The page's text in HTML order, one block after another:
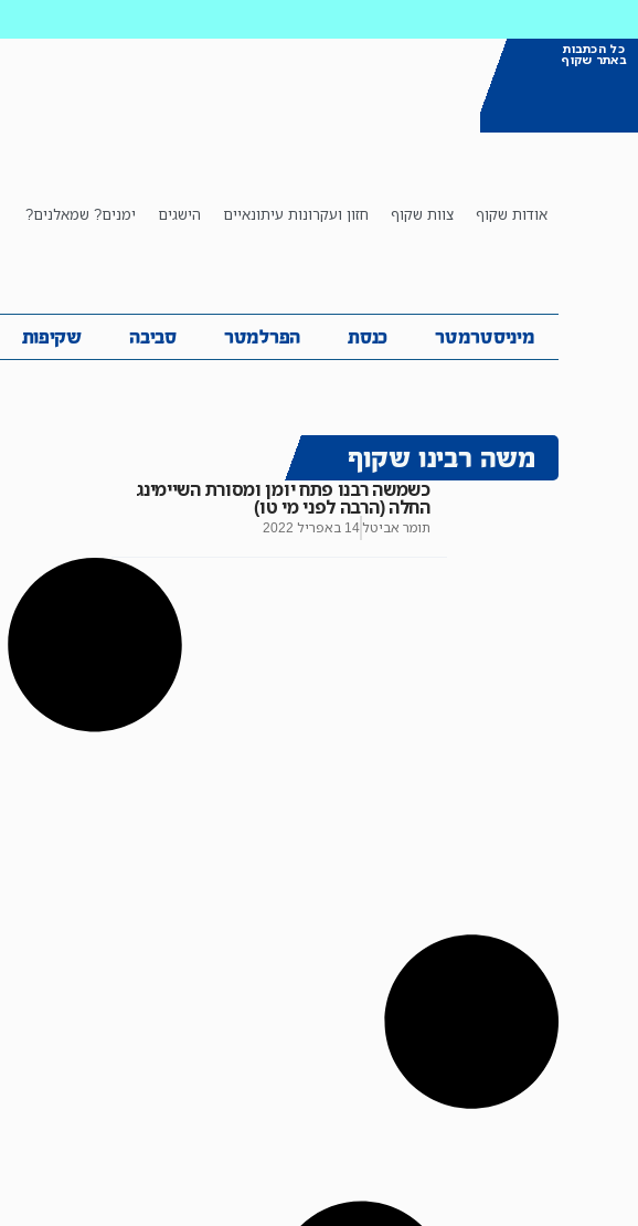
כל הכתבות
באתר שקוף
אודות שקוף צוות שקוף חזון ועקרונות עיתונאיים הישגים ימנים? שמאלנים?
מיניסטרמטר כנסת הפרלמטר סביבה שקיפות
מיניסטרמטר כנסת הפרלמטר סביבה שקיפות
משה רבינו שקוף
כשמשה רבנו פתח יומן ומסורת השיימינג
החלה (הרבה לפני מי טו)
תומר אביטל14 באפריל 2022